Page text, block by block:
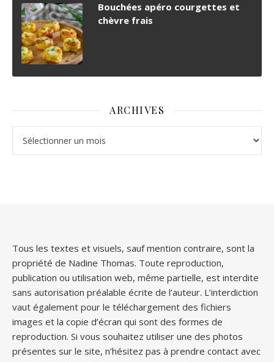
Bouchées apéro courgettes et
chèvre frais
ARCHIVES
Tous les textes et visuels, sauf mention contraire, sont la
propriété de Nadine Thomas. Toute reproduction,
publication ou utilisation web, même partielle, est interdite
sans autorisation préalable écrite de l’auteur. L’interdiction
vaut également pour le téléchargement des fichiers
images et la copie d’écran qui sont des formes de
reproduction. Si vous souhaitez utiliser une des photos
présentes sur le site, n’hésitez pas à prendre contact avec